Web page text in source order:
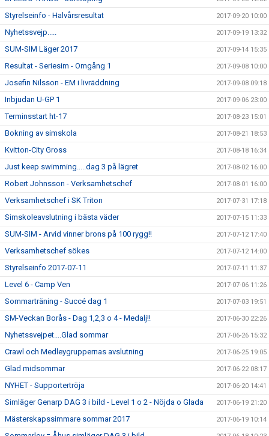
Styrelseinfo - Halvårsresultat 2017-09-20 10:00
Nyhetssvejp..... 2017-09-19 13:32
SUM-SIM Läger 2017 2017-09-14 15:35
Resultat - Seriesim - Omgång 1 2017-09-08 10:00
Josefin Nilsson - EM i livräddning 2017-09-08 09:18
Inbjudan U-GP 1 2017-09-06 23:00
Terminsstart ht-17 2017-08-23 15:01
Bokning av simskola 2017-08-21 18:53
Kvitton-City Gross 2017-08-18 16:34
Just keep swimming.....dag 3 på lägret 2017-08-02 16:00
Robert Johnsson - Verksamhetschef 2017-08-01 16:00
Verksamhetschef i SK Triton 2017-07-31 17:18
Simskoleavslutning i bästa väder 2017-07-15 11:33
SUM-SIM - Arvid vinner brons på 100 rygg!! 2017-07-12 17:40
Verksamhetschef sökes 2017-07-12 14:00
Styrelseinfo 2017-07-11 2017-07-11 11:37
Level 6 - Camp Ven 2017-07-06 11:26
Sommarträning - Succé dag 1 2017-07-03 19:51
SM-Veckan Borås - Dag 1,2,3 o 4 - Medalj!! 2017-06-30 22:26
Nyhetssvejpet....Glad sommar 2017-06-26 15:32
Crawl och Medleygruppernas avslutning 2017-06-25 19:05
Glad midsommar 2017-06-22 08:17
NYHET - Supportertröja 2017-06-20 14:41
Simläger Genarp DAG 3 i bild - Level 1 o 2 - Nöjda o Glada 2017-06-19 21:20
Mästerskapssimmare sommar 2017 2017-06-19 10:14